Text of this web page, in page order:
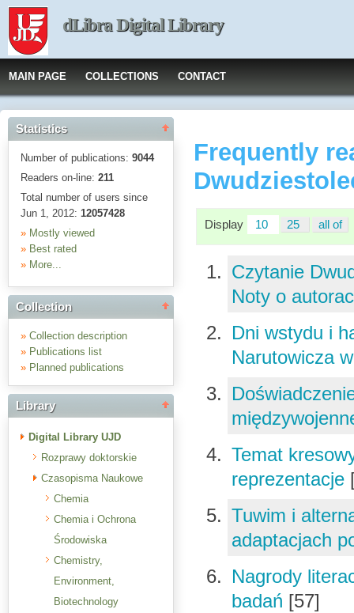
dLibra Digital Library
MAIN PAGE COLLECTIONS CONTACT
Statistics
Number of publications: 9044
Readers on-line: 211
Total number of users since
Jun 1, 2012: 12057428
» Mostly viewed
» Best rated
» More...
Collection
» Collection description
» Publications list
» Planned publications
Library
Digital Library UJD
Rozprawy doktorskie
Czasopisma Naukowe
Chemia
Chemia i Ochrona
Środowiska
Chemistry,
Environment,
Biotechnology
Frequently
Display 10 25 all of
Czytanie
Noty o
Dni wstydu i
Narutowicza
Temat
reprezentacje
Tuwim i
adaptacjach
Nagrody
badań [57]